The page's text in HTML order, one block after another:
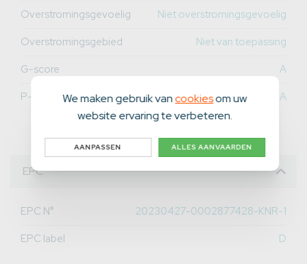
Overstromingsgevoelig
Niet overstromingsgevoelig
Overstromingsgebied
Niet van toepassing
G-score
A
P-score
A
EPC
EPC N°
20230427-0002877428-KNR-1
EPC label
D
We maken gebruik vancookiesom uw
website ervaring te verbeteren.
AANPASSEN ALLES AANVAARDEN